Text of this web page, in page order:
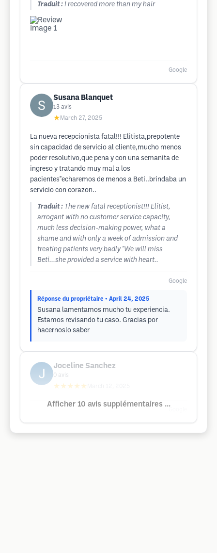
Traduit : I recovered more than my hair
Google
Susana Blanquet
13 avis
★ March 27, 2025
La nueva recepcionista fatal!!! Elitista,prepotente
sin capacidad de servicio al cliente,mucho menos
poder resolutivo,que pena y con una semanita de
ingreso y tratando muy mal a los
pacientes"echaremos de menos a Beti..brindaba un
servicio con corazon..
Traduit : The new fatal receptionist!!! Elitist,
arrogant with no customer service capacity,
much less decision-making power, what a
shame and with only a week of admission and
treating patients very badly "We will miss
Beti...she provided a service with heart..
Google
Réponse du propriétaire • April 24, 2025
Susana lamentamos mucho tu experiencia.
Estamos revisando tu caso. Gracias por
hacernoslo saber
Joceline Sanchez
avis
★★★★★
Afficher 10 avis supplémentaires ...